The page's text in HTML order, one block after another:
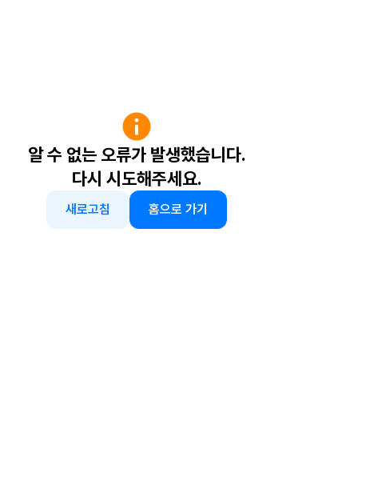
알 수 없는 오류가 발생했습니다.
다시 시도해주세요.
새로고침 홈으로 가기